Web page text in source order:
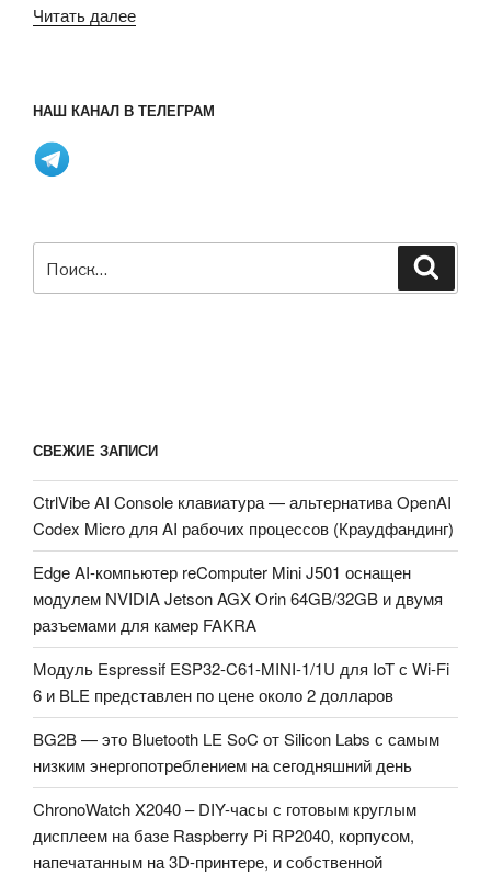
Читать далее«В
добавлена
4,
НАШ КАНАЛ В ТЕЛЕГРАМ
СВЕЖИЕ ЗАПИСИ
CtrlVibe AI Console клавиатура — альтернатива OpenAI
Codex Micro для AI рабочих процессов (Краудфандинг)
Edge AI-компьютер reComputer Mini J501 оснащен
модулем NVIDIA Jetson AGX Orin 64GB/32GB и двумя
разъемами для камер FAKRA
Модуль Espressif ESP32-C61-MINI-1/1U для IoT с Wi-Fi
6 и BLE представлен по цене около 2 долларов
BG2B — это Bluetooth LE SoC от Silicon Labs с самым
низким энергопотреблением на сегодняшний день
ChronoWatch X2040 – DIY-часы с готовым круглым
дисплеем на базе Raspberry Pi RP2040, корпусом,
напечатанным на 3D-принтере, и собственной